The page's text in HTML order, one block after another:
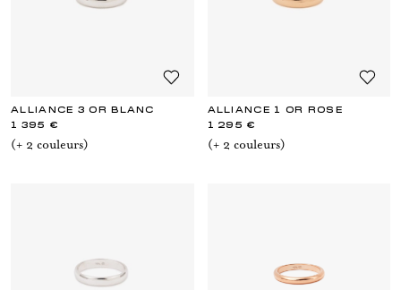
ALLIANCE 3 OR BLANC
1 395 €
(+ 2 couleurs)
ALLIANCE 1 OR ROSE
1 295 €
(+ 2 couleurs)